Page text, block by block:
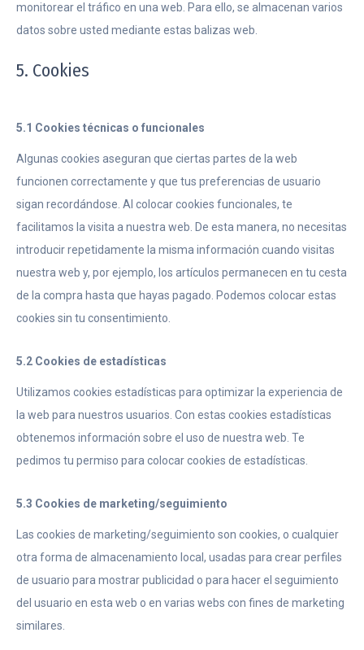
monitorear el tráfico en una web. Para ello, se almacenan varios
datos sobre usted mediante estas balizas web.
5. Cookies
5.1 Cookies técnicas o funcionales
Algunas cookies aseguran que ciertas partes de la web
funcionen correctamente y que tus preferencias de usuario
sigan recordándose. Al colocar cookies funcionales, te
facilitamos la visita a nuestra web. De esta manera, no necesitas
introducir repetidamente la misma información cuando visitas
nuestra web y, por ejemplo, los artículos permanecen en tu cesta
de la compra hasta que hayas pagado. Podemos colocar estas
cookies sin tu consentimiento.
5.2 Cookies de estadísticas
Utilizamos cookies estadísticas para optimizar la experiencia de
la web para nuestros usuarios. Con estas cookies estadísticas
obtenemos información sobre el uso de nuestra web. Te
pedimos tu permiso para colocar cookies de estadísticas.
5.3 Cookies de marketing/seguimiento
Las cookies de marketing/seguimiento son cookies, o cualquier
otra forma de almacenamiento local, usadas para crear perfiles
de usuario para mostrar publicidad o para hacer el seguimiento
del usuario en esta web o en varias webs con fines de marketing
similares.